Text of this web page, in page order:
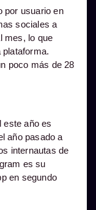
por usuario en
sociales a
mes, lo que
poco más de 28
este año es
año pasado a
internautas de
es su
en segundo